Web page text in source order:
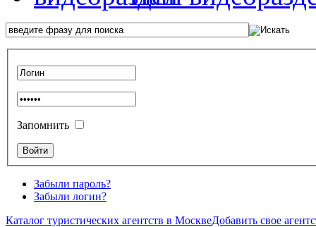
Запомнить
Забыли пароль?
Забыли логин?
Каталог туристических агентств в МосквеДобавить свое